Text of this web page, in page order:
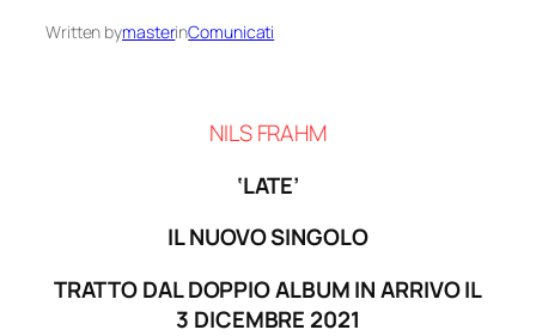
Written bymasterinComunicati
NILS FRAHM
‘LATE’
IL NUOVO SINGOLO
TRATTO DAL DOPPIO ALBUM IN ARRIVO IL
3 DICEMBRE 2021